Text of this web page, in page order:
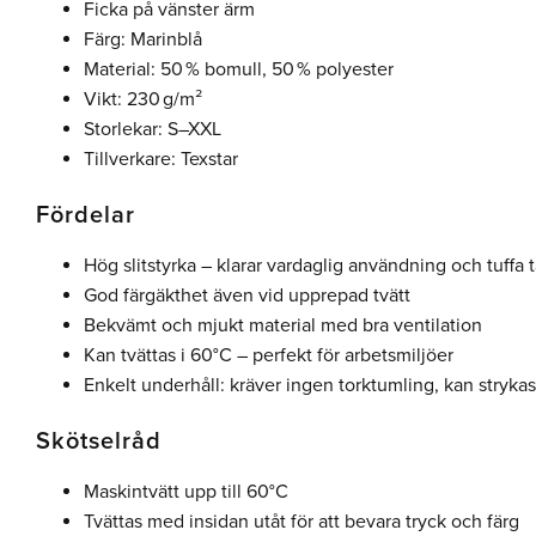
Ficka på vänster ärm
Färg: Marinblå
Material: 50 % bomull, 50 % polyester
Vikt: 230 g/m²
Storlekar: S–XXL
Tillverkare: Texstar
Fördelar
Hög slitstyrka – klarar vardaglig användning och tuffa
God färgäkthet även vid upprepad tvätt
Bekvämt och mjukt material med bra ventilation
Kan tvättas i 60°C – perfekt för arbetsmiljöer
Enkelt underhåll: kräver ingen torktumling, kan strykas
Skötselråd
Maskintvätt upp till 60°C
Tvättas med insidan utåt för att bevara tryck och färg